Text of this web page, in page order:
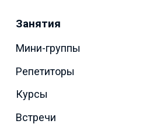
Занятия
Мини-группы
Репетиторы
Курсы
Встречи